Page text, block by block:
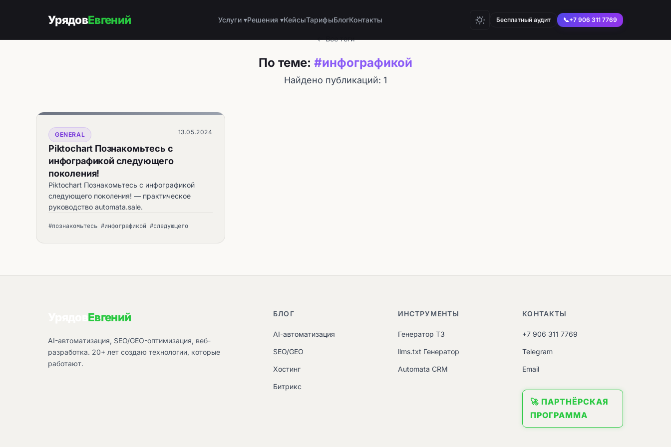
УрядовЕвгений Услуги ▾Решения ▾КейсыТарифыБлогКонтакты Бесплатный аудит 📞+7 906 311 7769
← Все теги
По теме: #инфографикой
Найдено публикаций: 1
GENERAL 13.05.2024
Piktochart Познакомьтесь с
инфографикой следующего
поколения!
Piktochart Познакомьтесь с инфографикой
следующего поколения! — практическое
руководство automata.sale.
#познакомьтесь #инфографикой #следующего
Евгений
AI-автоматизация, SEO/GEO-оптимизация, веб-
разработка. 20+ лет создаю технологии, которые
работают.
БЛОГ
AI-автоматизация
SEO/GEO
Хостинг
Битрикс
ИНСТРУМЕНТЫ
Генератор ТЗ
llms.txt Генератор
Automata CRM
КОНТАКТЫ
+7 906 311 7769
Telegram
Email
🚀 ПАРТНЁРСКАЯ
ПРОГРАММА